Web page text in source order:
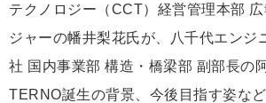
テクノロジー（CCT）経営管理本部
ジャーの幡井梨花氏が、八千代エンジ
社 国内事業部 構造・橋梁部 副部長の
TERNO誕生の背景、今後目指す姿など